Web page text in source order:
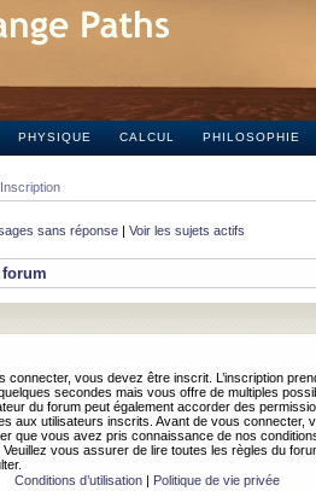
PHYSIQUE CALCUL PHILOSOPHIE
Inscription
sans réponse | Voir les sujets actifs
forum
connecter, vous devez être inscrit. L’inscription
secondes mais vous offre de multiples
du forum peut également accorder des
aux utilisateurs inscrits. Avant de vous connecter,
que vous avez pris connaissance de nos
Veuillez vous assurer de lire toutes les règles du
Conditions d’utilisation| Politique de vie privée